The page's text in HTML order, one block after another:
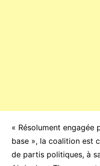
« Résolument engagée
base », la coalition est
de partis politiques, à